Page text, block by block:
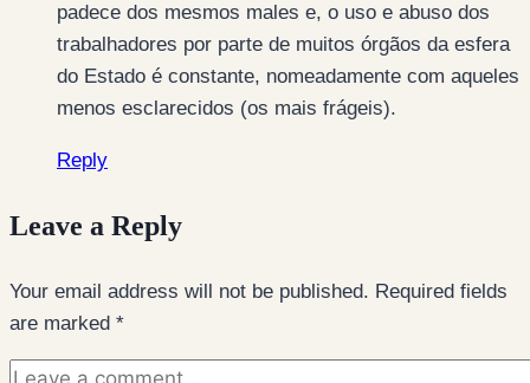
padece dos mesmos males e, o uso e abuso dos
trabalhadores por parte de muitos órgãos da esfera
do Estado é constante, nomeadamente com aqueles
menos esclarecidos (os mais frágeis).
Reply
Leave a Reply
Your email address will not be published. Required fields
are marked *